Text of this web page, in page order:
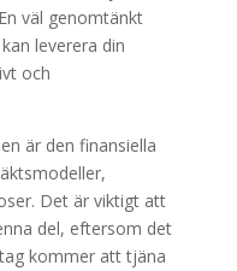
väl genomtänkt
leverera din
och
är den finansiella
Det är viktigt att
del, eftersom det
kommer att tjäna